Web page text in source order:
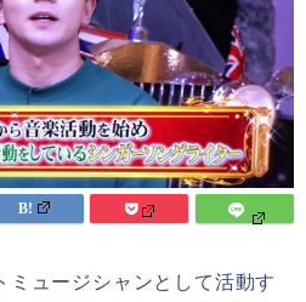
ミュージシャンとして活動す